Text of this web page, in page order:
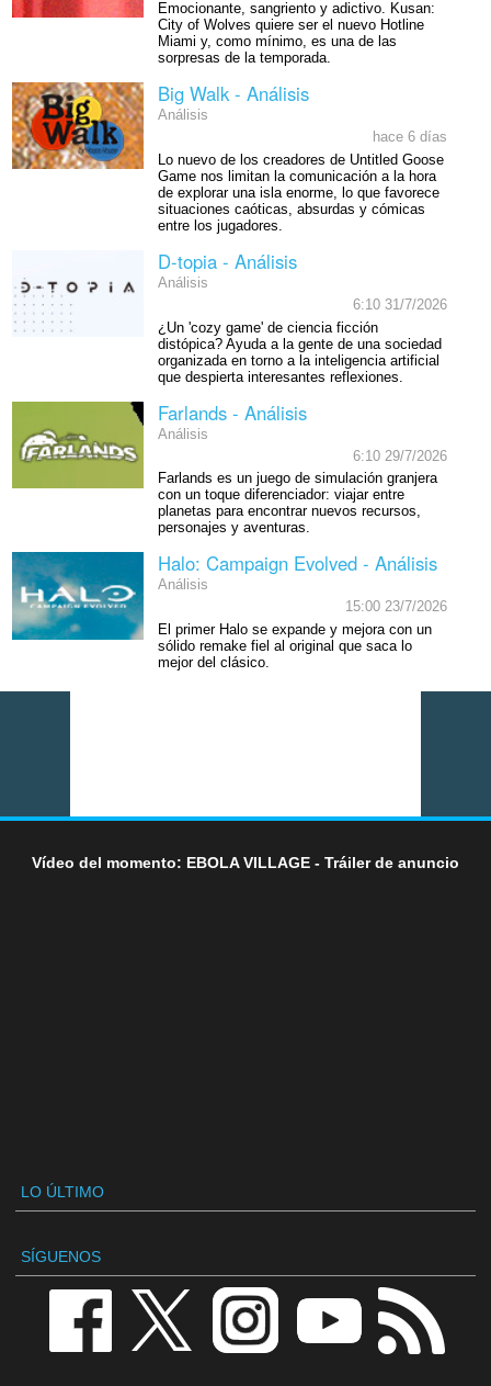
Emocionante, sangriento y adictivo. Kusan:
City of Wolves quiere ser el nuevo Hotline
Miami y, como mínimo, es una de las
sorpresas de la temporada.
Big Walk - Análisis
Análisis
hace 6 días
Lo nuevo de los creadores de Untitled Goose
Game nos limitan la comunicación a la hora
de explorar una isla enorme, lo que favorece
situaciones caóticas, absurdas y cómicas
entre los jugadores.
D-topia - Análisis
Análisis
6:10 31/7/2026
¿Un 'cozy game' de ciencia ficción
distópica? Ayuda a la gente de una sociedad
organizada en torno a la inteligencia artificial
que despierta interesantes reflexiones.
Farlands - Análisis
Análisis
6:10 29/7/2026
Farlands es un juego de simulación granjera
con un toque diferenciador: viajar entre
planetas para encontrar nuevos recursos,
personajes y aventuras.
Halo: Campaign Evolved - Análisis
Análisis
15:00 23/7/2026
El primer Halo se expande y mejora con un
sólido remake fiel al original que saca lo
mejor del clásico.
Vídeo del momento: EBOLA VILLAGE - Tráiler de anuncio
LO ÚLTIMO
SÍGUENOS